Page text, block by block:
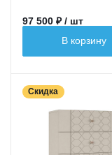
97 500 ₽ / шт
В корзину
Скидка